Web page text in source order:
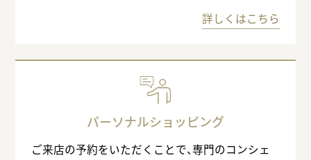
詳しくはこちら
パーソナルショッピング
ご来店の予約をいただくことで、専門のコンシェ